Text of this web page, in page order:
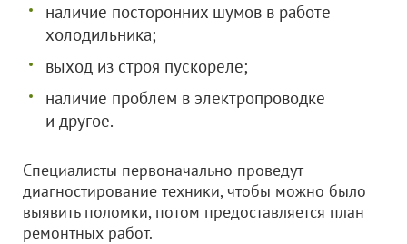
наличие посторонних шумов в работе
холодильника;
выход из строя пускореле;
наличие проблем в электропроводке
и другое.
Специалисты первоначально проведут
диагностирование техники, чтобы можно было
выявить поломки, потом предоставляется план
ремонтных работ.